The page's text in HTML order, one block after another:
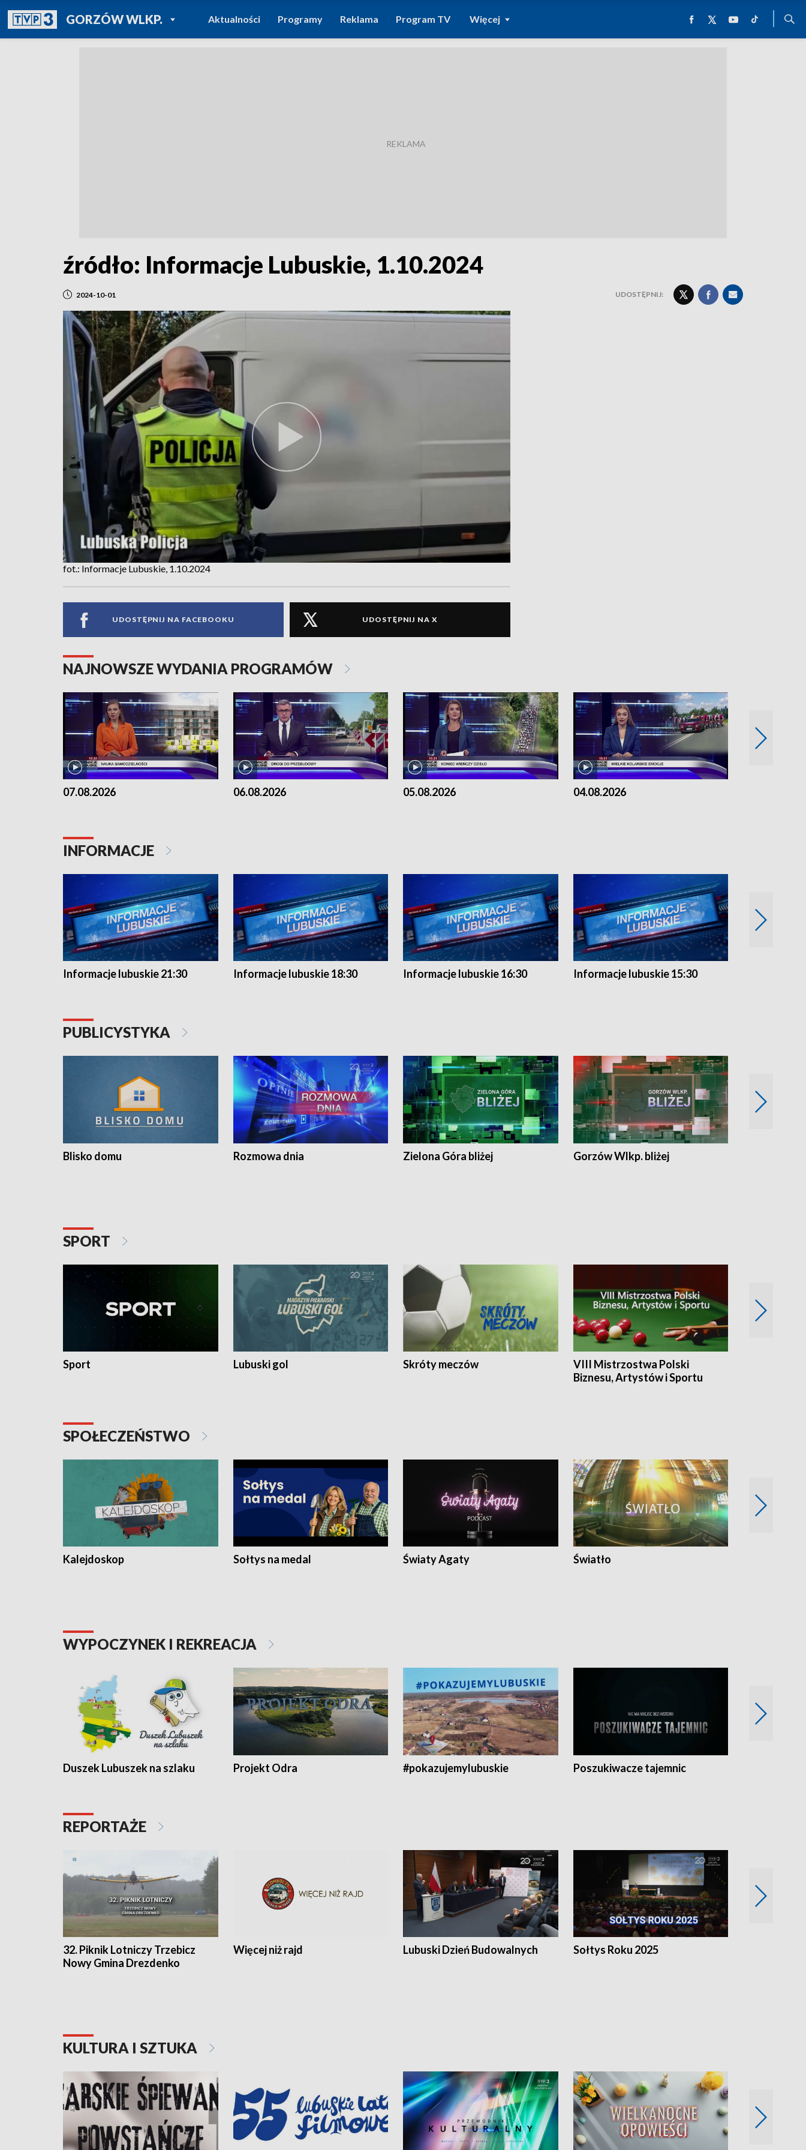
GORZÓW WLKP.POWRÓT DO
TVP REGIONY
Aktualności Programy Reklama Program TV Więcej
źródło: Informacje Lubuskie, 1.10.2024
2024-10-01 UDOSTĘPNIJ:
fot.: Informacje Lubuskie, 1.10.2024
UDOSTĘPNIJ NA FACEBOOKU UDOSTĘPNIJ NA X
NAJNOWSZE WYDANIA PROGRAMÓW
07.08.2026 06.08.2026 05.08.2026 04.08.2026
INFORMACJE
Informacje lubuskie 21:30 Informacje lubuskie 18:30 Informacje lubuskie 16:30 Informacje lubuskie 15:30
PUBLICYSTYKA
Blisko domu Rozmowa dnia Zielona Góra bliżej Gorzów Wlkp. bliżej
SPORT
Sport Lubuski gol Skróty meczów
VIII Mistrzostwa Polski
Biznesu, Artystów i Sportu
SPOŁECZEŃSTWO
Kalejdoskop Sołtys na medal Światy Agaty Światło
WYPOCZYNEK I REKREACJA
Duszek Lubuszek na szlaku Projekt Odra #pokazujemylubuskie Poszukiwacze tajemnic
REPORTAŻE
32. Piknik Lotniczy Trzebicz
Nowy Gmina Drezdenko
Więcej niż rajd Lubuski Dzień Budowalnych Sołtys Roku 2025
KULTURA I SZTUKA